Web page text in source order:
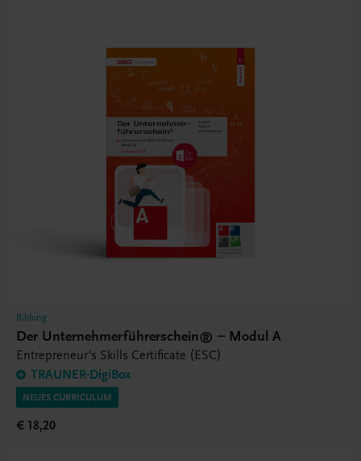
Bildung
Der Unternehmerführerschein® – Modul A
Entrepreneur's Skills Certificate (ESC)
TRAUNER-DigiBox
NEUES CURRICULUM
€ 18,20